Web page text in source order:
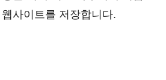
사이트를 저장합니다.